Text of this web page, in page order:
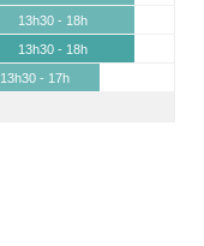
13h30 - 18h
13h30 - 18h
13h30 - 17h